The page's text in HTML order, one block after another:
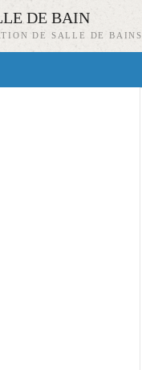
DE BAIN
DE SALLE DE BAINS